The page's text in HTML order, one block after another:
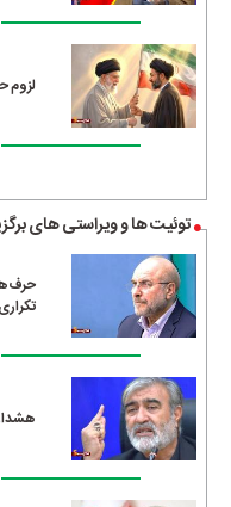
لزوم
توئیت ها و ویراستی های